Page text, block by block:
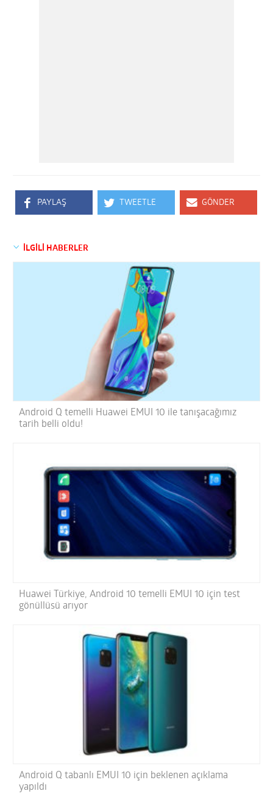
PAYLAŞ TWEETLE GÖNDER
İLGİLİ HABERLER
Android Q temelli Huawei EMUI 10 ile tanışacağımız
tarih belli oldu!
Huawei Türkiye, Android 10 temelli EMUI 10 için test
gönüllüsü arıyor
Android Q tabanlı EMUI 10 için beklenen açıklama
yapıldı